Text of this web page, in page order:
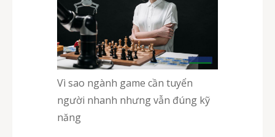
Vì sao ngành game cần tuyển
người nhanh nhưng vẫn đúng kỹ
năng